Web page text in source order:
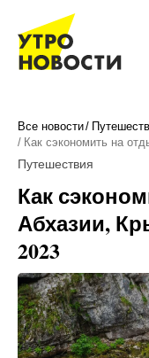
Все новости
Как сэкономить на
Путешествия
Как
Абхазии,
2023